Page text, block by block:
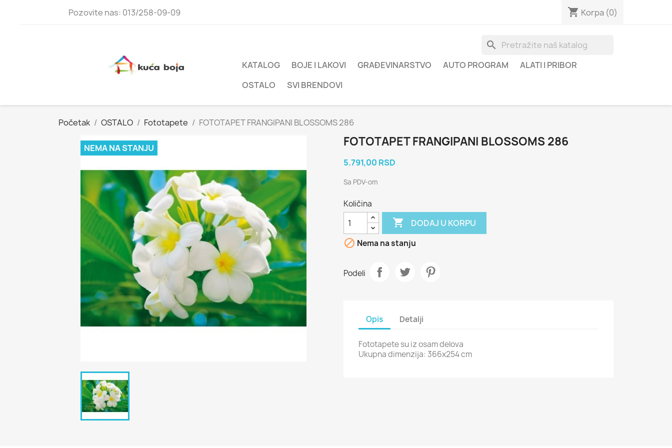
Pozovite nas: 013/258-09-09 shopping_cart Korpa (0)
search
KATALOG BOJE I LAKOVI GRAĐEVINARSTVO AUTO PROGRAM
ALATI I PRIBOR
OSTALO
SVI BRENDOVI
Početak OSTALO Fototapete FOTOTAPET FRANGIPANI BLOSSOMS 286
NEMA NA STANJU FOTOTAPET FRANGIPANI BLOSSOMS 286
5.791,00 RSD
Sa PDV-om
Količina
 DODAJ U KORPU
 Nema na stanju
Podeli
Opis Detalji
Fototapete su iz osam delova
Ukupna dimenzija: 366x254 cm